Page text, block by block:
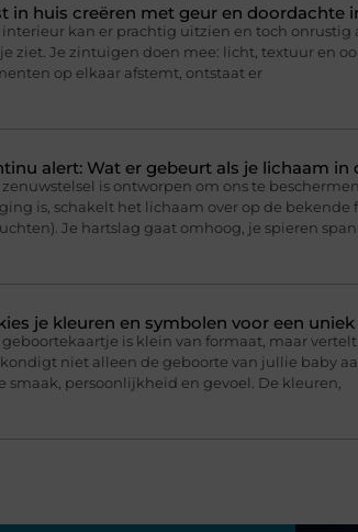
in huis creëren met geur en doordachte
interieur kan er prachtig uitzien en toch onrustig
ziet. Je zintuigen doen mee: licht, textuur en
op elkaar afstemt, ontstaat er
alert: Wat er gebeurt als je lichaam in
zenuwstelsel is ontworpen om ons te
is, schakelt het lichaam over op de
Je hartslag gaat omhoog, je spieren
je kleuren en symbolen voor een
geboortekaartje is klein van formaat, maar
niet alleen de geboorte van jullie baby
smaak, persoonlijkheid en gevoel. De kleuren,